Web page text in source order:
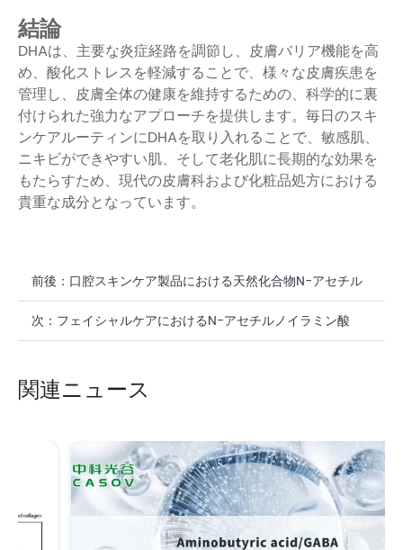
結論
DHAは、主要な炎症経路を調節し、皮膚バリア機能を高
め、酸化ストレスを軽減することで、様々な皮膚疾患を
管理し、皮膚全体の健康を維持するための、科学的に裏
付けられた強力なアプローチを提供します。毎日のスキ
ンケアルーティンにDHAを取り入れることで、敏感肌、
ニキビができやすい肌、そして老化肌に長期的な効果を
もたらすため、現代の皮膚科および化粧品処方における
貴重な成分となっています。
前後： 口腔スキンケア製品における天然化合物N-アセチル
ノイラミン酸サプリメント
次： フェイシャルケアにおけるN-アセチルノイラミン酸
関連ニュース